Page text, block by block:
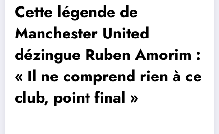
Cette légende de
Manchester United
dézingue Ruben Amorim :
« Il ne comprend rien à ce
club, point final »